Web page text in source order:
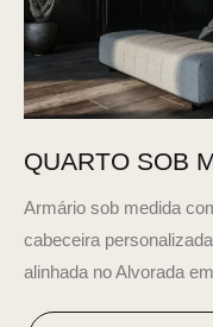
QUARTO SOB
Armário sob medida
cabeceira
alinhada no Alvorada